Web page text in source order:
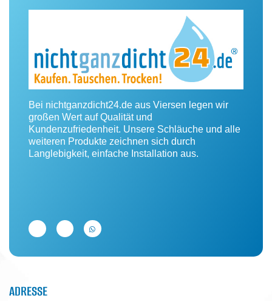
Bei nichtganzdicht24.de aus Viersen legen wir
großen Wert auf Qualität und
Kundenzufriedenheit. Unsere Schläuche und alle
weiteren Produkte zeichnen sich durch
Langlebigkeit, einfache Installation aus.
ADRESSE